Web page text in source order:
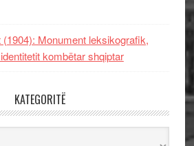
(1904): Monument leksikografik,
kombëtar shqiptar
KATEGORITË